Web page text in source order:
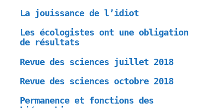
La jouissance de l’idiot
Les écologistes ont une obligation
de résultats
Revue des sciences juillet 2018
Revue des sciences octobre 2018
Permanence et fonctions des